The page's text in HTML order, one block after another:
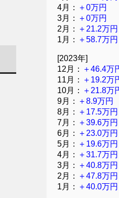
4月： ＋0万円
3月： ＋0万円
2月： ＋21.2万円
1月： ＋58.7万円
[2023年]
12月： ＋46.4万
11月： ＋19.2万
10月： ＋21.8万
9月： ＋8.9万円
8月： ＋17.5万円
7月： ＋39.6万円
6月： ＋23.0万円
5月： ＋19.6万円
4月： ＋31.7万円
3月： ＋40.8万円
2月： ＋47.8万円
1月： ＋40.0万円